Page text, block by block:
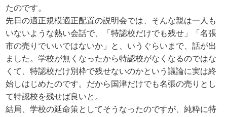
たのです。
先日の適正規模適正配置の説明会では、そんな親は一人も
いないような熱い会話で、「特認校だけでも残せ」「名張
市の売りでいいではないか」と、いうぐらいまで、話が出
ました。学校が無くなったから特認校がなくなるのではな
くて、特認校だけ別枠で残せないのかという議論に実は終
始しはじめたのです。だから国津だけでも名張の売りとし
て特認校を残せば良いと。
結局、学校の延命策としてそうなったのですが、純粋に特